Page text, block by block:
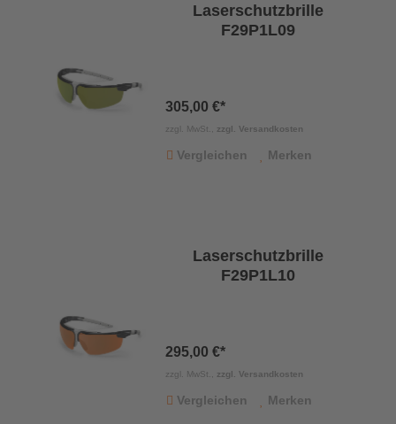
Laserschutzbrille
F29P1L09
305,00 €*
zzgl. MwSt., zzgl. Versandkosten
Vergleichen Merken
Laserschutzbrille
F29P1L10
295,00 €*
zzgl. MwSt., zzgl. Versandkosten
Vergleichen Merken